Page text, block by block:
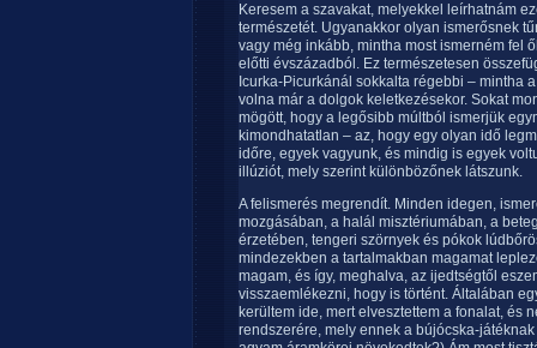
Keresem a szavakat, melyekkel leírhatnám
természetét. Ugyanakkor olyan ismerősnek
vagy még inkább, mintha most ismerném fel
előtti évszázadból. Ez természetesen
Icurka-Picurkánál sokkalta régebbi – mintha
volna már a dolgok keletkezésekor. Sokat
mögött, hogy a legősibb múltból ismerjük
kimondhatatlan – az, hogy egy olyan idő
időre, egyek vagyunk, és mindig is egyek
illúziót, mely szerint különbözőnek látszunk.
A felismerés megrendít. Minden idegen,
mozgásában, a halál misztériumában, a
érzetében, tengeri szörnyek és pókok
mindezekben a tartalmakban magamat
magam, és így, meghalva, az ijedtségtől
visszaemlékezni, hogy is történt. Általában
kerültem ide, mert elvesztettem a fonalat, és
rendszerére, mely ennek a bújócska-